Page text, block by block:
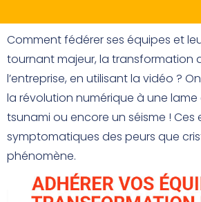
Comment fédérer ses équipes et
tournant majeur, la transformation
l’entreprise, en utilisant la vidéo ?
la révolution numérique à une
tsunami ou encore un séisme ! Ces
symptomatiques des peurs que
phénomène.